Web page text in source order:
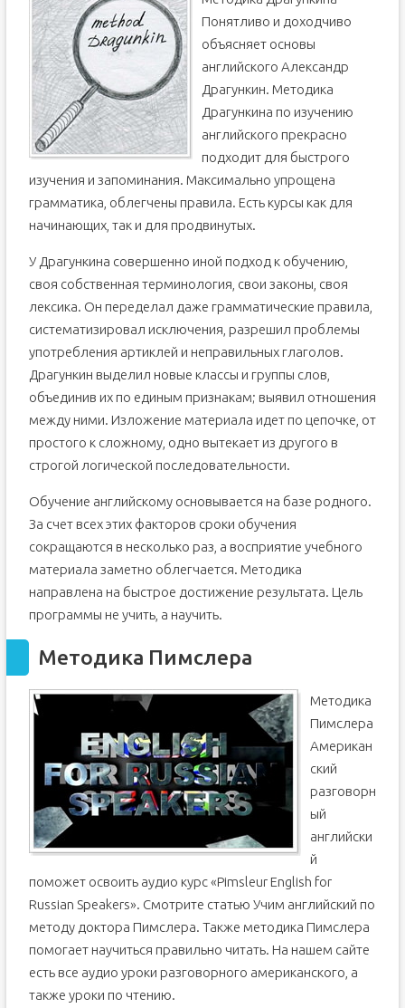
Понятливо и доходчиво
объясняет основы
английского Александр
Драгункин. Методика
Драгункина по изучению
английского прекрасно
подходит для быстрого
изучения и запоминания. Максимально упрощена
грамматика, облегчены правила. Есть курсы как для
начинающих, так и для продвинутых.
У Драгункина совершенно иной подход к обучению,
своя собственная терминология, свои законы, своя
лексика. Он переделал даже грамматические правила,
систематизировал исключения, разрешил проблемы
употребления артиклей и неправильных глаголов.
Драгункин выделил новые классы и группы слов,
объединив их по единым признакам; выявил отношения
между ними. Изложение материала идет по цепочке, от
простого к сложному, одно вытекает из другого в
строгой логической последовательности.
Обучение английскому основывается на базе родного.
За счет всех этих факторов сроки обучения
сокращаются в несколько раз, а восприятие учебного
материала заметно облегчается. Методика
направлена на быстрое достижение результата. Цель
программы не учить, а научить.
Методика Пимслера
Методика
Пимслера
Американ
ский
разговорн
ый
английски
й
поможет освоить аудио курс «Pimsleur English for
Russian Speakers». Смотрите статью Учим английский по
методу доктора Пимслера. Также методика Пимслера
помогает научиться правильно читать. На нашем сайте
есть все аудио уроки разговорного американского, а
также уроки по чтению.